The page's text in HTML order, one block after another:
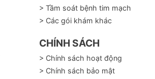
> Tầm soát bệnh tim mạch
> Các gói khám khác
CHÍNH SÁCH
> Chính sách hoạt động
> Chính sách bảo mật